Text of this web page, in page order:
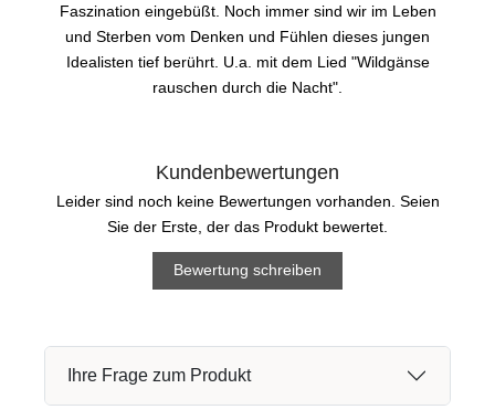
Faszination eingebüßt. Noch immer sind wir im Leben
und Sterben vom Denken und Fühlen dieses jungen
Idealisten tief berührt. U.a. mit dem Lied "Wildgänse
rauschen durch die Nacht".
Kundenbewertungen
Leider sind noch keine Bewertungen vorhanden. Seien
Sie der Erste, der das Produkt bewertet.
Bewertung schreiben
Ihre Frage zum Produkt